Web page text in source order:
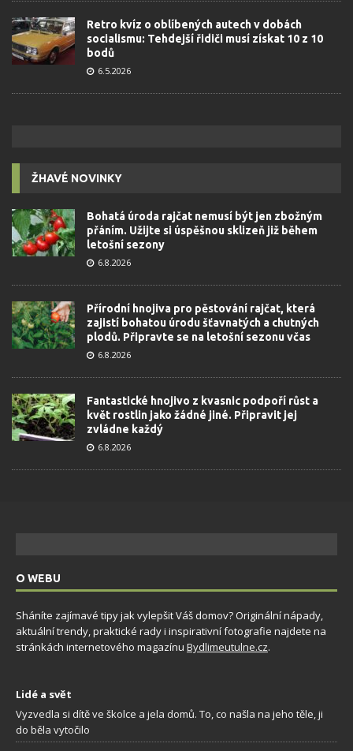
Retro kvíz o oblíbených autech v dobách
socialismu: Tehdejší řidiči musí získat 10 z 10
bodů
6.5.2026
ŽHAVÉ NOVINKY
Bohatá úroda rajčat nemusí být jen zbožným
přáním. Užijte si úspěšnou sklizeň již během
letošní sezony
6.8.2026
Přírodní hnojiva pro pěstování rajčat, která
zajistí bohatou úrodu šťavnatých a chutných
plodů. Připravte se na letošní sezonu včas
6.8.2026
Fantastické hnojivo z kvasnic podpoří růst a
květ rostlin jako žádné jiné. Připravit jej
zvládne každý
6.8.2026
O WEBU
Sháníte zajímavé tipy jak vylepšit Váš domov? Originální nápady,
aktuální trendy, praktické rady i inspirativní fotografie najdete na
stránkách internetového magazínu Bydlimeutulne.cz.
Lidé a svět
Vyzvedla si dítě ve školce a jela domů. To, co našla na jeho těle, ji
do běla vytočilo